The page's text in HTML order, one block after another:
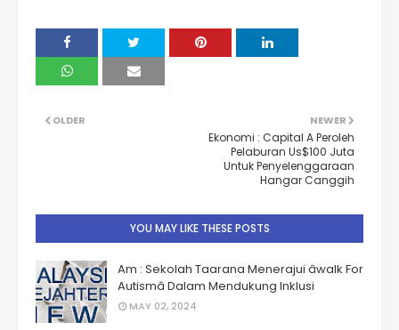
NEWER
Ekonomi : Capital A Peroleh
Pelaburan Us$100 Juta
Untuk Penyelenggaraan
Hangar Canggih
OLDER
YOU MAY LIKE THESE POSTS
Am : Sekolah Taarana Menerajui âwalk For
Autismâ Dalam Mendukung Inklusi
MAY 02, 2024